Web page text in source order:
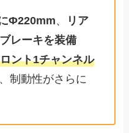
Φ220mm、
リア
レーキを装備
ント1チャンネル
制動性がさらに